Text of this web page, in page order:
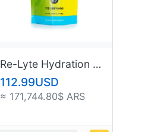
Re-Lyte Hydration Electrolyte Powder Bulk Pouch 175 Servings
112.99USD
≈ 171,744.80$ ARS